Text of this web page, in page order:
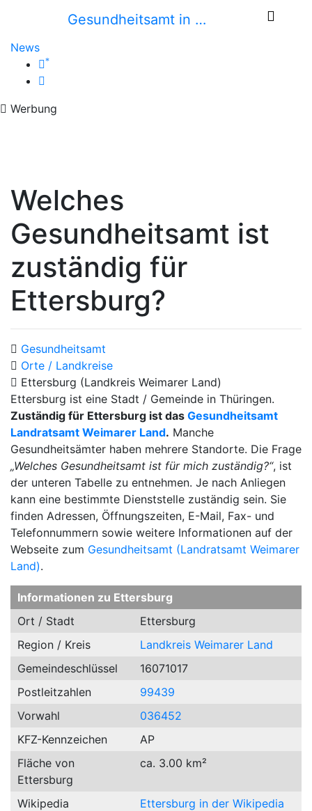
Gesundheitsamt in …
News
*
Werbung
Welches
Gesundheitsamt ist
zuständig für
Ettersburg?
Gesundheitsamt
Orte / Landkreise
Ettersburg (Landkreis Weimarer Land)
Ettersburg ist eine Stadt / Gemeinde in Thüringen.
Zuständig für Ettersburg ist das Gesundheitsamt
Landratsamt Weimarer Land. Manche
Gesundheitsämter haben mehrere Standorte. Die Frage
„Welches Gesundheitsamt ist für mich zuständig?“, ist
der unteren Tabelle zu entnehmen. Je nach Anliegen
kann eine bestimmte Dienststelle zuständig sein. Sie
finden Adressen, Öffnungszeiten, E-Mail, Fax- und
Telefonnummern sowie weitere Informationen auf der
Webseite zum Gesundheitsamt (Landratsamt Weimarer
Land).
Informationen zu Ettersburg
Ort / Stadt
Ettersburg
Region / Kreis
Landkreis Weimarer Land
Gemeindeschlüssel
16071017
Postleitzahlen
99439
Vorwahl
036452
KFZ-Kennzeichen
AP
Fläche von
Ettersburg
ca. 3.00 km²
Wikipedia
Ettersburg in der Wikipedia